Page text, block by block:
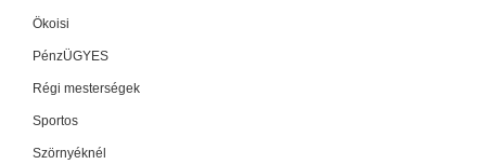
Ökoisi
PénzÜGYES
Régi mesterségek
Sportos
Szörnyéknél